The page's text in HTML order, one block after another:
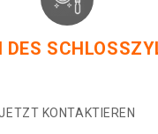
DES
KONTAKTIEREN